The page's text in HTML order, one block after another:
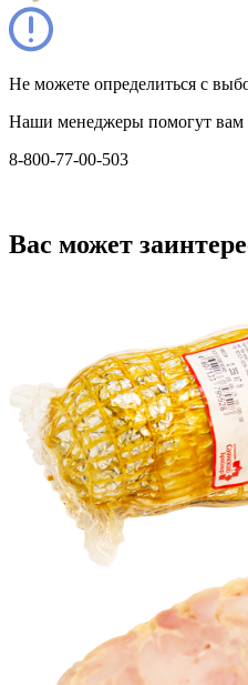
Не можете определиться с
Наши менеджеры помогут вам
8-800-77-00-503
Вас может